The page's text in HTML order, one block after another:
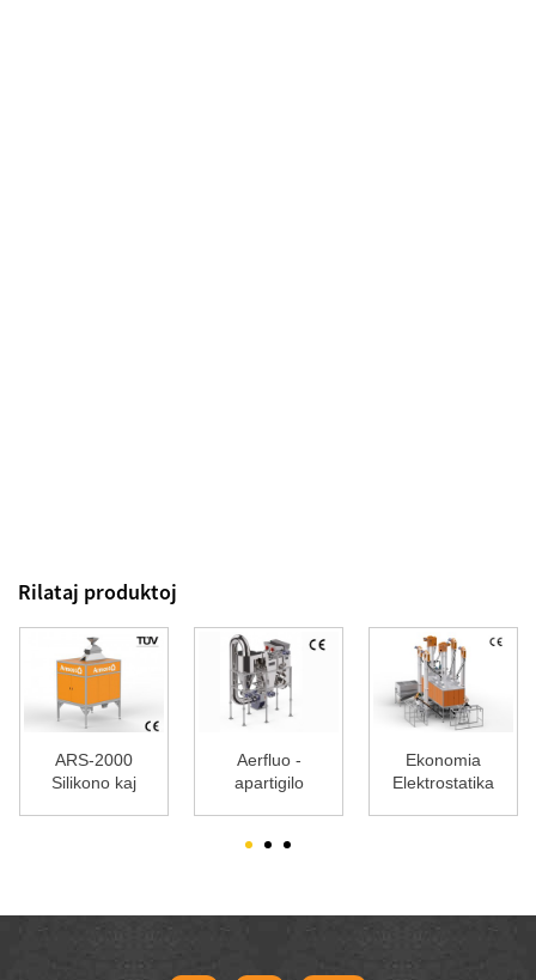
Rilataj produktoj
ARS-2000
Silikono kaj
Aerfluo -
apartigilo
Ekonomia
Elektrostatika